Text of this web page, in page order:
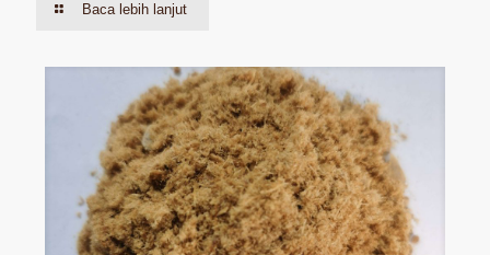
Baca lebih lanjut